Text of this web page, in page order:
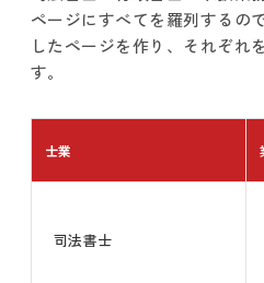
ページにすべてを羅列するの
したページを作り、それぞれ
す。
士業
司法書士